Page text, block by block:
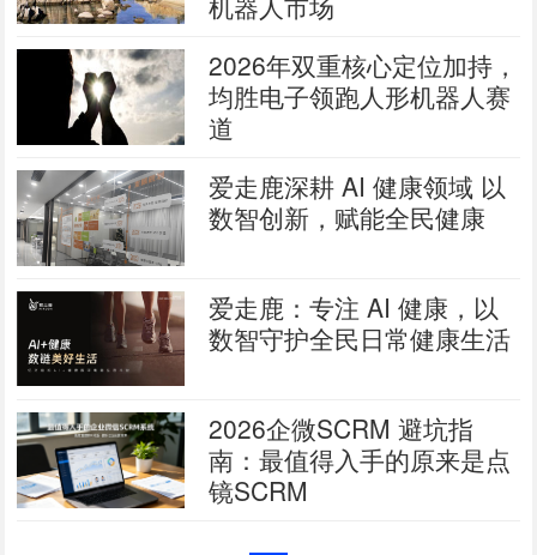
2026年双重核心定位加持，
均胜电子领跑人形机器人赛
道
爱走鹿深耕 AI 健康领域 以
数智创新，赋能全民健康
爱走鹿：专注 AI 健康，以
数智守护全民日常健康生活
2026企微SCRM 避坑指
南：最值得入手的原来是点
镜SCRM